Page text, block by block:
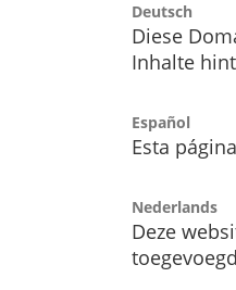
Deutsch
Diese
Inhalte
Español
Esta
Nederlands
Deze